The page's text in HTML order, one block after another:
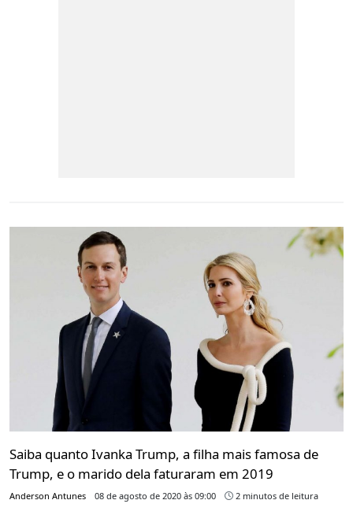
Saiba quanto Ivanka Trump, a filha mais famosa de
Trump, e o marido dela faturaram em 2019
Anderson Antunes 08 de agosto de 2020 às 09:00 2 minutos de leitura